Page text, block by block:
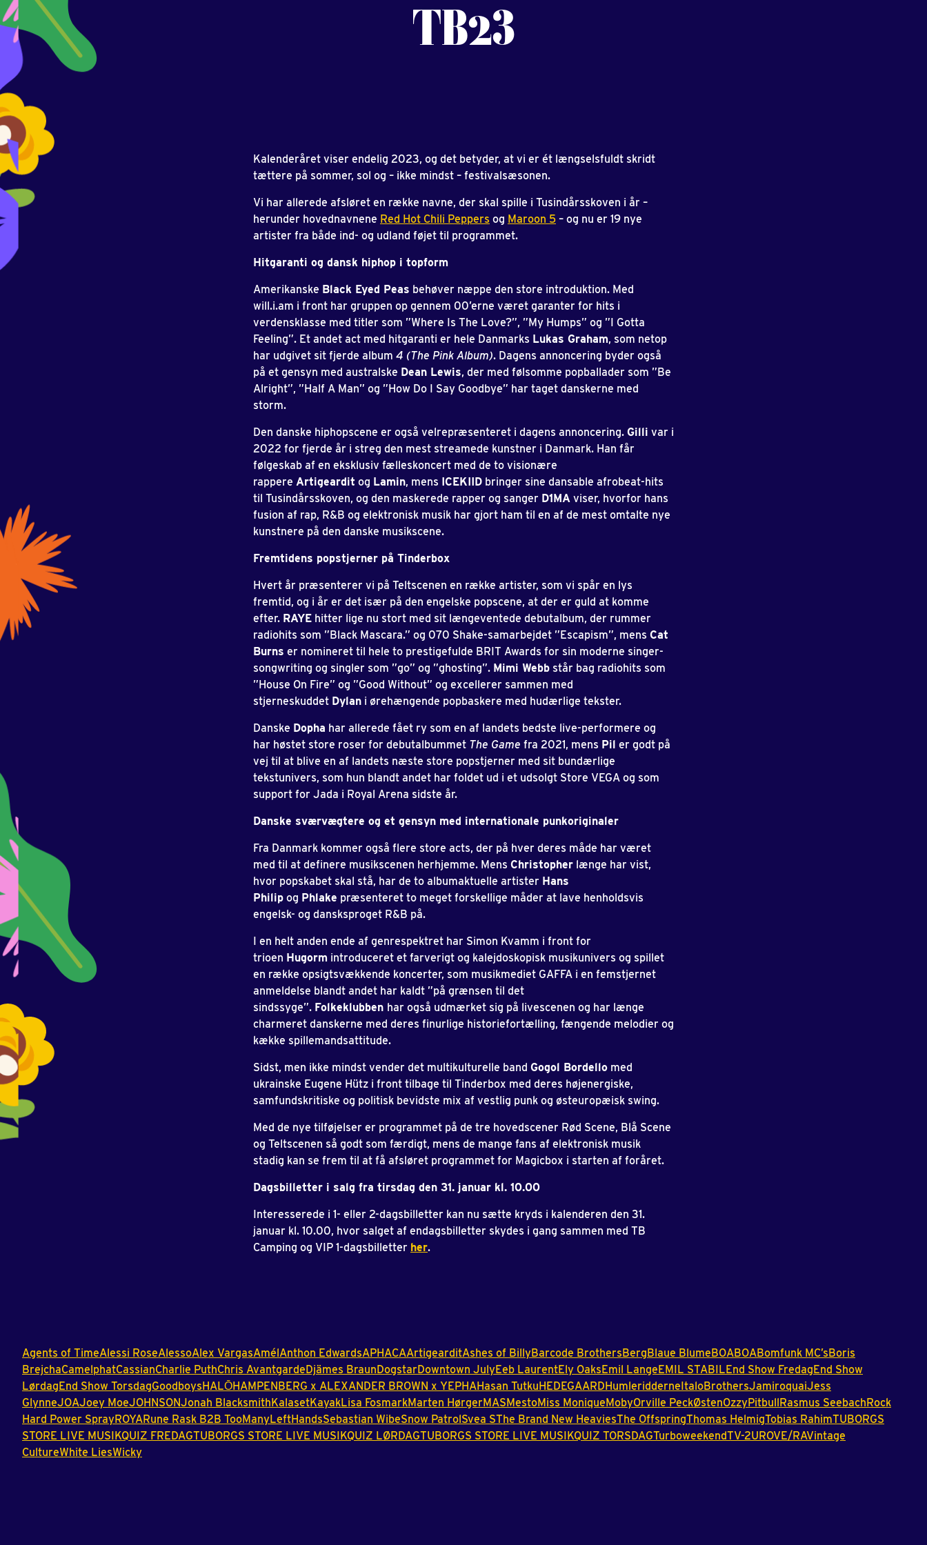
TB23
Kalenderåret viser endelig 2023, og det betyder, at vi er ét længselsfuldt skridt
tættere på sommer, sol og – ikke mindst – festivalsæsonen.
Vi har allerede afsløret en række navne, der skal spille i Tusindårsskoven i år –
herunder hovednavnene Red Hot Chili Peppers og Maroon 5 – og nu er 19 nye
artister fra både ind- og udland føjet til programmet.
Hitgaranti og dansk hiphop i topform
Amerikanske Black Eyed Peas behøver næppe den store introduktion. Med
will.i.am i front har gruppen op gennem 00’erne været garanter for hits i
verdensklasse med titler som ”Where Is The Love?”, ”My Humps” og ”I Gotta
Feeling”. Et andet act med hitgaranti er hele Danmarks Lukas Graham, som netop
har udgivet sit fjerde album 4 (The Pink Album). Dagens annoncering byder også
på et gensyn med australske Dean Lewis, der med følsomme popballader som ”Be
Alright”, ”Half A Man” og ”How Do I Say Goodbye” har taget danskerne med
storm.
Den danske hiphopscene er også velrepræsenteret i dagens annoncering. Gilli var i
2022 for fjerde år i streg den mest streamede kunstner i Danmark. Han får
følgeskab af en eksklusiv fælleskoncert med de to visionære
rappere Artigeardit og Lamin, mens ICEKIID bringer sine dansable afrobeat-hits
til Tusindårsskoven, og den maskerede rapper og sanger D1MA viser, hvorfor hans
fusion af rap, R&B og elektronisk musik har gjort ham til en af de mest omtalte nye
kunstnere på den danske musikscene.
Fremtidens popstjerner på Tinderbox
Hvert år præsenterer vi på Teltscenen en række artister, som vi spår en lys
fremtid, og i år er det især på den engelske popscene, at der er guld at komme
efter. RAYE hitter lige nu stort med sit længeventede debutalbum, der rummer
radiohits som ”Black Mascara.” og 070 Shake-samarbejdet ”Escapism”, mens Cat
Burns er nomineret til hele to prestigefulde BRIT Awards for sin moderne singer-
songwriting og singler som ”go” og ”ghosting”. Mimi Webb står bag radiohits som
”House On Fire” og ”Good Without” og excellerer sammen med
stjerneskuddet Dylan i ørehængende popbaskere med hudærlige tekster.
Danske Dopha har allerede fået ry som en af landets bedste live-performere og
har høstet store roser for debutalbummet The Game fra 2021, mens Pil er godt på
vej til at blive en af landets næste store popstjerner med sit bundærlige
tekstunivers, som hun blandt andet har foldet ud i et udsolgt Store VEGA og som
support for Jada i Royal Arena sidste år.
Danske sværvægtere og et gensyn med internationale punkoriginaler
Fra Danmark kommer også flere store acts, der på hver deres måde har været
med til at definere musikscenen herhjemme. Mens Christopher længe har vist,
hvor popskabet skal stå, har de to albumaktuelle artister Hans
Philip og Phlake præsenteret to meget forskellige måder at lave henholdsvis
engelsk- og dansksproget R&B på.
I en helt anden ende af genrespektret har Simon Kvamm i front for
trioen Hugorm introduceret et farverigt og kalejdoskopisk musikunivers og spillet
en række opsigtsvækkende koncerter, som musikmediet GAFFA i en femstjernet
anmeldelse blandt andet har kaldt ”på grænsen til det
sindssyge”. Folkeklubben har også udmærket sig på livescenen og har længe
charmeret danskerne med deres finurlige historiefortælling, fængende melodier og
kække spillemandsattitude.
Sidst, men ikke mindst vender det multikulturelle band Gogol Bordello med
ukrainske Eugene Hütz i front tilbage til Tinderbox med deres højenergiske,
samfundskritiske og politisk bevidste mix af vestlig punk og østeuropæisk swing.
Med de nye tilføjelser er programmet på de tre hovedscener Rød Scene, Blå Scene
og Teltscenen så godt som færdigt, mens de mange fans af elektronisk musik
stadig kan se frem til at få afsløret programmet for Magicbox i starten af foråret.
Dagsbilletter i salg fra tirsdag den 31. januar kl. 10.00
Interesserede i 1- eller 2-dagsbilletter kan nu sætte kryds i kalenderen den 31.
januar kl. 10.00, hvor salget af endagsbilletter skydes i gang sammen med TB
Camping og VIP 1-dagsbilletter her.
Agents of TimeAlessi RoseAlessoAlex VargasAmélAnthon EdwardsAPHACAArtigearditAshes of BillyBarcode Brothers Berg Blaue Blume BOABOABomfunk MC’s Boris
BrejchaCamelphatCassianCharlie PuthChris Avantgarde Djämes Braun Dogstar Downtown JulyEeb LaurentEly Oaks Emil Lange EMIL STABIL End Show Fredag End Show
Lørdag End Show TorsdagGoodboys HALŌHAMPENBERG x ALEXANDER BROWN x YEPHAHasan Tutku HEDEGAARD Humleridderne ItaloBrothersJamiroquaiJess
GlynneJOAJoey MoeJOHNSONJonah Blacksmith KalasetKayakLisa FosmarkMarten Hørger MAS MestoMiss Monique MobyOrville PeckØstenOzzyPitbull Rasmus Seebach Rock
Hard Power SprayROYARune Rask B2B TooManyLeftHandsSebastian WibeSnow PatrolSvea SThe Brand New HeaviesThe OffspringThomas HelmigTobias RahimTUBORGS
STORE LIVE MUSIKQUIZ FREDAGTUBORGS STORE LIVE MUSIKQUIZ LØRDAGTUBORGS STORE LIVE MUSIKQUIZ TORSDAGTurboweekendTV-2UROVE/RAVintage
CultureWhite LiesWicky